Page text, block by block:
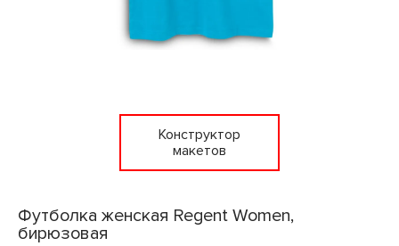
Конструктор
макетов
Футболка женская Regent Women,
бирюзовая